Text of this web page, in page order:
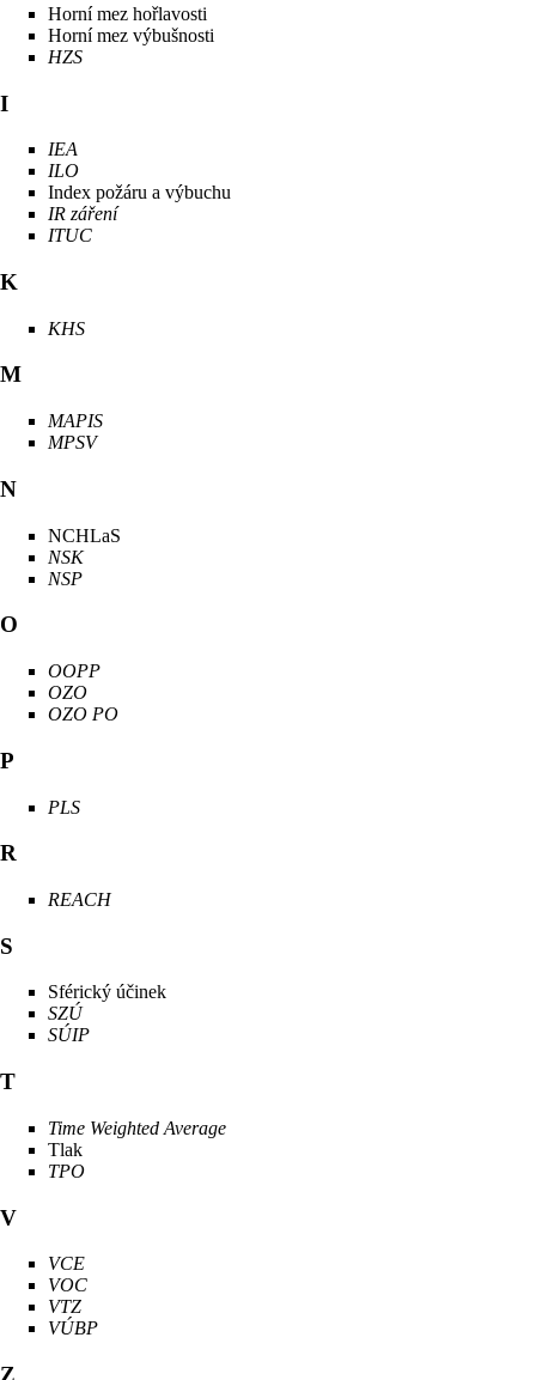
Horní mez hořlavosti
Horní mez výbušnosti
HZS
I
IEA
ILO
Index požáru a výbuchu
IR záření
ITUC
K
KHS
M
MAPIS
MPSV
N
NCHLaS
NSK
NSP
O
OOPP
OZO
OZO PO
P
PLS
R
REACH
S
Sférický účinek
SZÚ
SÚIP
T
Time Weighted Average
Tlak
TPO
V
VCE
VOC
VTZ
VÚBP
Z